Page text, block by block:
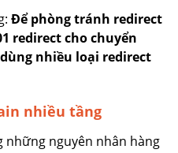
Để phòng tránh redirect
redirect cho chuyển
nhiều loại redirect
nhiều tầng
những nguyên nhân hàng